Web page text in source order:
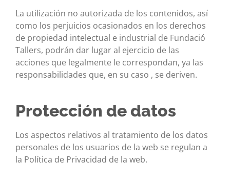
La utilización no autorizada de los contenidos, así
como los perjuicios ocasionados en los derechos
de propiedad intelectual e industrial de Fundació
Tallers, podrán dar lugar al ejercicio de las
acciones que legalmente le correspondan, ya las
responsabilidades que, en su caso , se deriven.
Protección de datos
Los aspectos relativos al tratamiento de los datos
personales de los usuarios de la web se regulan a
la Política de Privacidad de la web.